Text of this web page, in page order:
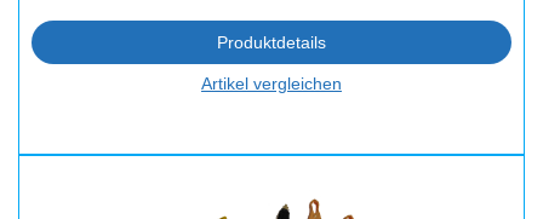
Produktdetails
Artikel vergleichen